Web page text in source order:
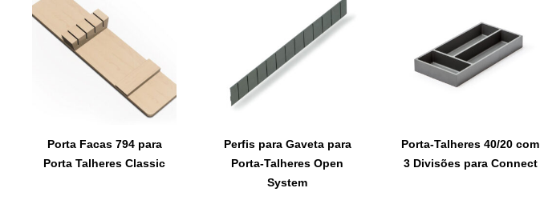
Porta Facas 794 para
Porta Talheres Classic
Perfis para Gaveta para
Porta-Talheres Open
System
Porta-Talheres 40/20 com
3 Divisões para Connect